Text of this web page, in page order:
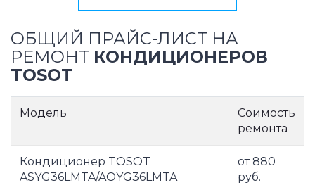
ОБЩИЙ ПРАЙС-ЛИСТ НА
РЕМОНТ КОНДИЦИОНЕРОВ
TOSOT
Модель
Соимость
ремонта
Кондиционер TOSOT
ASYG36LMTA/AOYG36LMTA
от 880
руб.